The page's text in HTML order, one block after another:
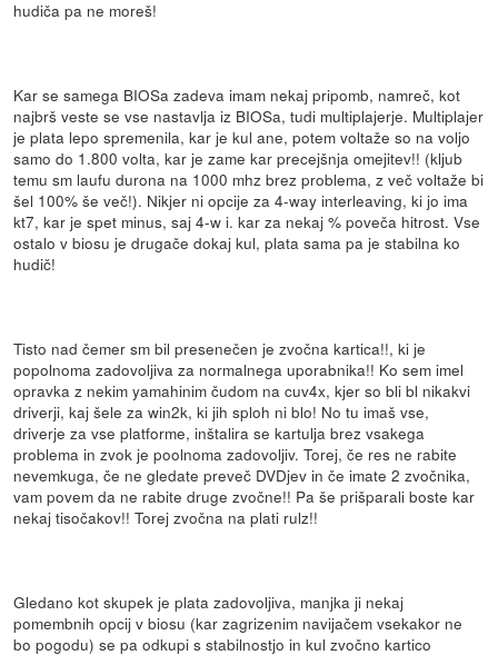
hudiča pa ne moreš!
Kar se samega BIOSa zadeva imam nekaj pripomb, namreč, kot
najbrš veste se vse nastavlja iz BIOSa, tudi multiplajerje. Multiplajer
je plata lepo spremenila, kar je kul ane, potem voltaže so na voljo
samo do 1.800 volta, kar je zame kar precejšnja omejitev!! (kljub
temu sm laufu durona na 1000 mhz brez problema, z več voltaže bi
šel 100% še več!). Nikjer ni opcije za 4-way interleaving, ki jo ima
kt7, kar je spet minus, saj 4-w i. kar za nekaj % poveča hitrost. Vse
ostalo v biosu je drugače dokaj kul, plata sama pa je stabilna ko
hudič!
Tisto nad čemer sm bil presenečen je zvočna kartica!!, ki je
popolnoma zadovoljiva za normalnega uporabnika!! Ko sem imel
opravka z nekim yamahinim čudom na cuv4x, kjer so bli bl nikakvi
driverji, kaj šele za win2k, ki jih sploh ni blo! No tu imaš vse,
driverje za vse platforme, inštalira se kartulja brez vsakega
problema in zvok je poolnoma zadovoljiv. Torej, če res ne rabite
nevemkuga, če ne gledate preveč DVDjev in če imate 2 zvočnika,
vam povem da ne rabite druge zvočne!! Pa še prišparali boste kar
nekaj tisočakov!! Torej zvočna na plati rulz!!
Gledano kot skupek je plata zadovoljiva, manjka ji nekaj
pomembnih opcij v biosu (kar zagrizenim navijačem vsekakor ne
bo pogodu) se pa odkupi s stabilnostjo in kul zvočno kartico